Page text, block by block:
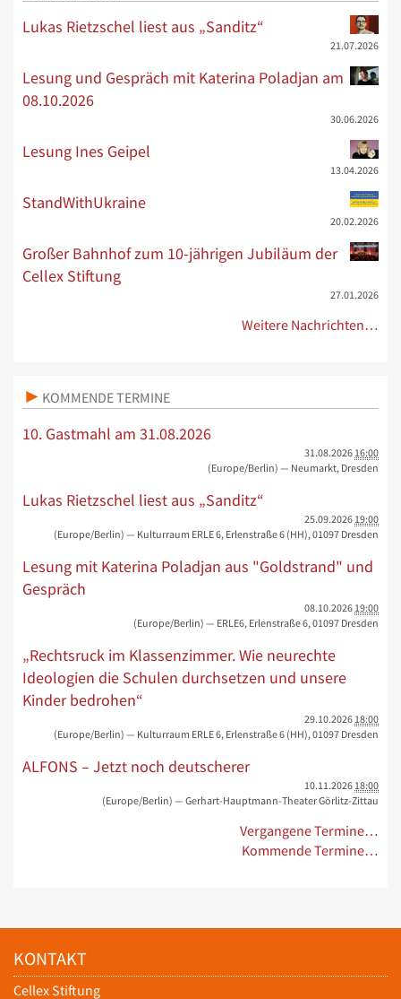
Lukas Rietzschel liest aus „Sanditz“
21.07.2026
Lesung und Gespräch mit Katerina Poladjan am
08.10.2026
30.06.2026
Lesung Ines Geipel
13.04.2026
StandWithUkraine
20.02.2026
Großer Bahnhof zum 10-jährigen Jubiläum der
Cellex Stiftung
27.01.2026
Weitere Nachrichten…
KOMMENDE TERMINE
10. Gastmahl am 31.08.2026
31.08.2026 16:00
(Europe/Berlin) — Neumarkt, Dresden
Lukas Rietzschel liest aus „Sanditz“
25.09.2026 19:00
(Europe/Berlin) — Kulturraum ERLE 6, Erlenstraße 6 (HH), 01097 Dresden
Lesung mit Katerina Poladjan aus "Goldstrand" und
Gespräch
08.10.2026 19:00
(Europe/Berlin) — ERLE6, Erlenstraße 6, 01097 Dresden
„Rechtsruck im Klassenzimmer. Wie neurechte
Ideologien die Schulen durchsetzen und unsere
Kinder bedrohen“
29.10.2026 18:00
(Europe/Berlin) — Kulturraum ERLE 6, Erlenstraße 6 (HH), 01097 Dresden
ALFONS – Jetzt noch deutscherer
10.11.2026 18:00
(Europe/Berlin) — Gerhart-Hauptmann-Theater Görlitz-Zittau
Vergangene Termine…
Kommende Termine…
KONTAKT
Cellex Stiftung